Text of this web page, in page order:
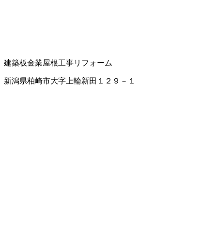
建築板金業屋根工事リフォーム
新潟県柏崎市大字上輪新田１２９－１